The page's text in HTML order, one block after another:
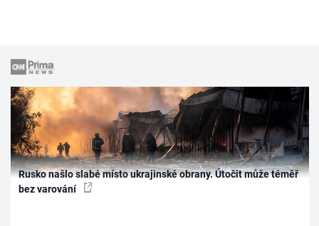
Rusko našlo slabé místo ukrajinské obrany. Útočit může téměř
bez varování